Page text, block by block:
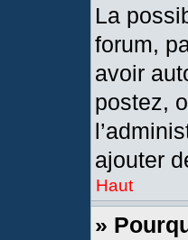
La
forum,
avoir
postez,
ajouter
Haut
»